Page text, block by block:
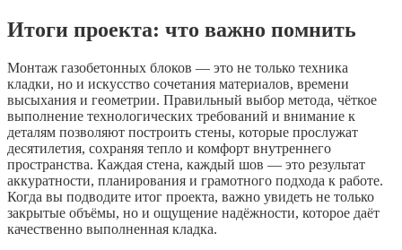
Итоги проекта: что важно помнить
Монтаж газобетонных блоков — это не только техника
кладки, но и искусство сочетания материалов, времени
высыхания и геометрии. Правильный выбор метода, чёткое
выполнение технологических требований и внимание к
деталям позволяют построить стены, которые прослужат
десятилетия, сохраняя тепло и комфорт внутреннего
пространства. Каждая стена, каждый шов — это результат
аккуратности, планирования и грамотного подхода к работе.
Когда вы подводите итог проекта, важно увидеть не только
закрытые объёмы, но и ощущение надёжности, которое даёт
качественно выполненная кладка.